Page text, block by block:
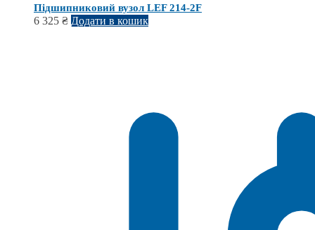
Підшипниковий вузол LEF 214-2F
6 325 ₴ Додати в кошик